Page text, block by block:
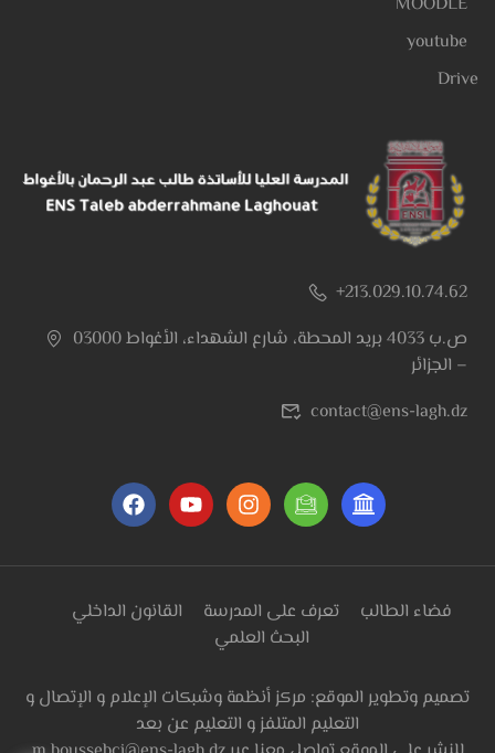
youtube
Drive
+213.029.10.74.62
ص.ب 4033 بريد المحطة، شارع الشهداء، الأغواط 03000
– الجزائر
contact@ens-lagh.dz
القانون الداخلي تعرف على المدرسة
فضاء الطالب
البحث العلمي
تصميم وتطوير الموقع: مركز أنظمة وشبكات الإعلام و الإتصال و
التعليم المتلفز و التعليم عن بعد